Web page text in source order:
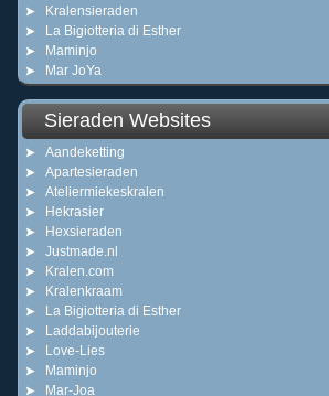
Kralensieraden
La Bigiotteria di Esther
Maminjo
Mar JoYa
Sieraden Websites
Aandeketting
Apartesieraden
Ateliermiekeskralen
Hekrasier
Hexsieraden
Justmade.nl
Kralen.com
Kralenkraam
La Bigiotteria di Esther
Laddabijouterie
Love-Lies
Maminjo
Mar-Joa